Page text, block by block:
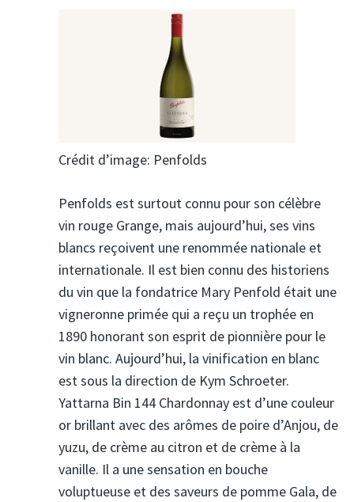
Crédit d’image: Penfolds
Penfolds est surtout connu pour son célèbre
vin rouge Grange, mais aujourd’hui, ses vins
blancs reçoivent une renommée nationale et
internationale. Il est bien connu des historiens
du vin que la fondatrice Mary Penfold était une
vigneronne primée qui a reçu un trophée en
1890 honorant son esprit de pionnière pour le
vin blanc. Aujourd’hui, la vinification en blanc
est sous la direction de Kym Schroeter.
Yattarna Bin 144 Chardonnay est d’une couleur
or brillant avec des arômes de poire d’Anjou, de
yuzu, de crème au citron et de crème à la
vanille. Il a une sensation en bouche
voluptueuse et des saveurs de pomme Gala, de